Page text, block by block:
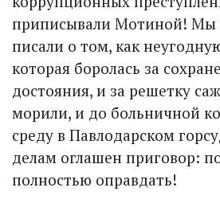
приписывали Мотиной! Мы
писали о том, как
которая боролась за
достояния, и за решетку
морили, и до больничной
среду в Павлодарском
делам оглашен приговор:
полностью оправдать!